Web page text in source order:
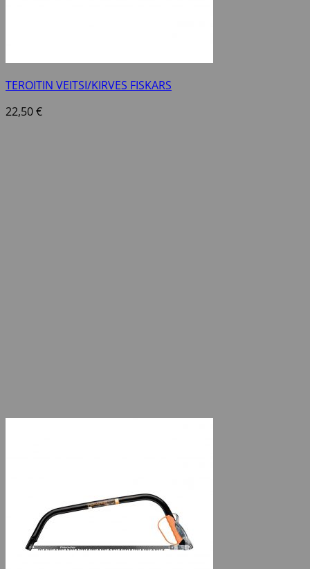
TEROITIN VEITSI/KIRVES FISKARS
22,50€